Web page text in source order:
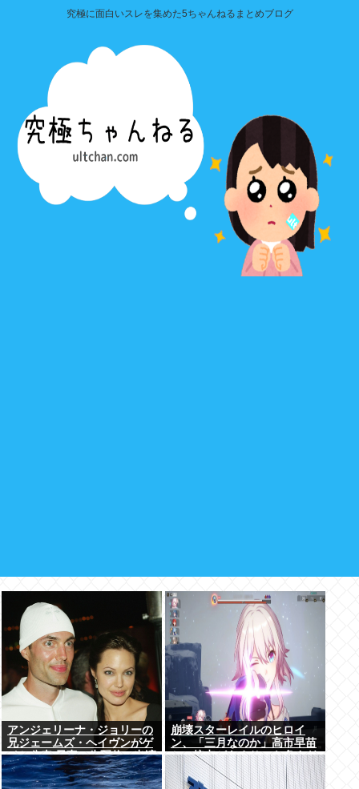
究極に面白いスレを集めた5ちゃんねるまとめブログ
アンジェリーナ・ジョリーの
兄ジェームズ・ヘイヴンがゲ
イと公表 元妻の生配信に出演
しカミングアウト ヤフコメ
「顔見ればわかる」
崩壊スターレイルのヒロイ
ン、「三月なのか」高市早苗
との接点があまりにも多すぎ
る。もしかして早苗がモデ
ル？